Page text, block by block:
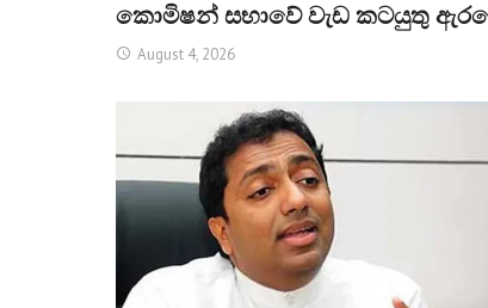
කොමිෂන් සභාවේ වැඩ කටයුතු
August 4, 2026